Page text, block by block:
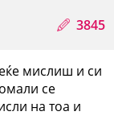
3845
мислиш и си
се
на тоа и